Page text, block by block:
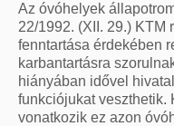
Az óvóhelyek
22/1992. (XII. 29.) KTM
fenntartása érdekében
karbantartásra
hiányában idővel
funkciójukat veszthetik.
vonatkozik ez azon